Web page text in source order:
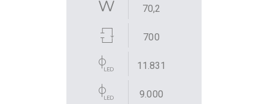
70,2
700
11.831
9.000